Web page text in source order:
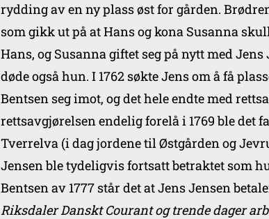
rydding av en ny plass øst for gården.
som gikk ut på at Hans og kona Susanna
Hans, og Susanna giftet seg på nytt med
døde også hun. I 1762 søkte Jens om å få
Bentsen seg imot, og det hele endte med
rettsavgjørelsen endelig forelå i 1769 ble det
Tverrelva (i dag jordene til Østgården og
Jensen ble tydeligvis fortsatt betraktet som
Bentsen av 1777 står det at Jens Jensen
Riksdaler Danskt Courant og trende dager